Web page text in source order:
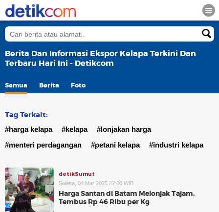
Berita Dan Informasi Ekspor Kelapa Terkini Dan
Terbaru Hari Ini - Detikcom
Semua Berita Foto
Tag Terkait:
#harga kelapa #kelapa
#lonjakan harga
#menteri perdagangan
#petani kelapa #industri kelapa
detikSumut
Selasa, 04 Mar 2025 22:00 WIB
Harga Santan di Batam Melonjak Tajam,
Tembus Rp 46 Ribu per Kg